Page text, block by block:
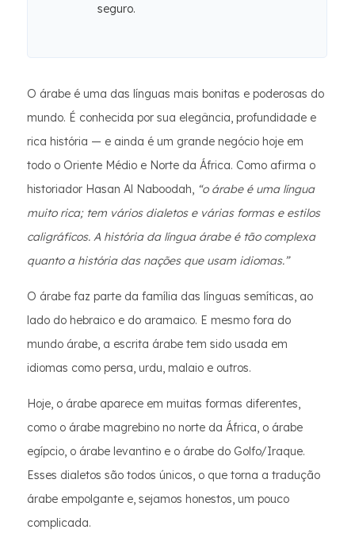
seguro.
O árabe é uma das línguas mais bonitas e poderosas do
mundo. É conhecida por sua elegância, profundidade e
rica história — e ainda é um grande negócio hoje em
todo o Oriente Médio e Norte da África. Como afirma o
historiador Hasan Al Naboodah, “o árabe é uma língua
muito rica; tem vários dialetos e várias formas e estilos
caligráficos. A história da língua árabe é tão complexa
quanto a história das nações que usam idiomas.”
O árabe faz parte da família das línguas semíticas, ao
lado do hebraico e do aramaico. E mesmo fora do
mundo árabe, a escrita árabe tem sido usada em
idiomas como persa, urdu, malaio e outros.
Hoje, o árabe aparece em muitas formas diferentes,
como o árabe magrebino no norte da África, o árabe
egípcio, o árabe levantino e o árabe do Golfo/Iraque.
Esses dialetos são todos únicos, o que torna a tradução
árabe empolgante e, sejamos honestos, um pouco
complicada.